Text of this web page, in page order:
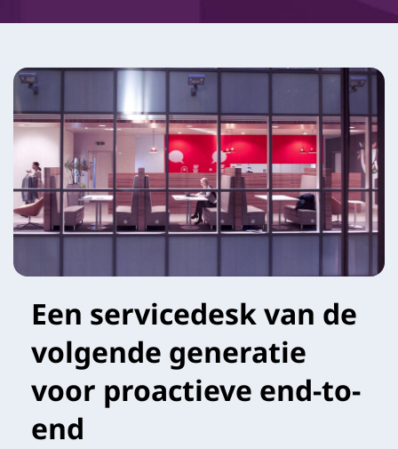
Een servicedesk van de
volgende generatie
voor proactieve end-to-
end